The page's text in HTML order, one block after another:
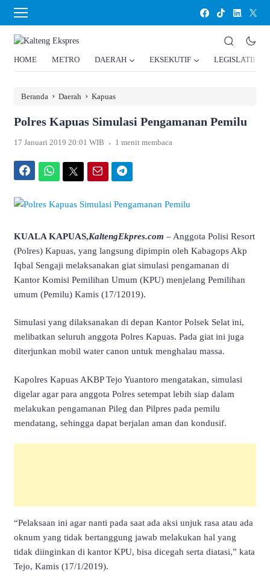
HOME METRO DAERAH EKSEKUTIF LEGISLATIF
Beranda › Daerah › Kapuas
Polres Kapuas Simulasi Pengamanan Pemilu
17 Januari 2019 20:01 WIB . 1 menit membaca
KUALA KAPUAS,KaltengEkpres.com – Anggota Polisi Resort
(Polres) Kapuas, yang langsung dipimpin oleh Kabagops Akp
Iqbal Sengaji melaksanakan giat simulasi pengamanan di
Kantor Komisi Pemilihan Umum (KPU) menjelang Pemilihan
umum (Pemilu) Kamis (17/12019).
Simulasi yang dilaksanakan di depan Kantor Polsek Selat ini,
melibatkan seluruh anggota Polres Kapuas. Pada giat ini juga
diterjunkan mobil water canon untuk menghalau massa.
Kapolres Kapuas AKBP Tejo Yuantoro mengatakan, simulasi
digelar agar para anggota Polres setempat lebih siap dalam
melakukan pengamanan Pileg dan Pilpres pada pemilu
mendatang, sehingga dapat berjalan aman dan kondusif.
“Pelaksaan ini agar nanti pada saat ada aksi unjuk rasa atau ada
oknum yang tidak bertanggung jawab melakukan hal yang
tidak diinginkan di kantor KPU, bisa dicegah serta diatasi,” kata
Tejo, Kamis (17/1/2019).